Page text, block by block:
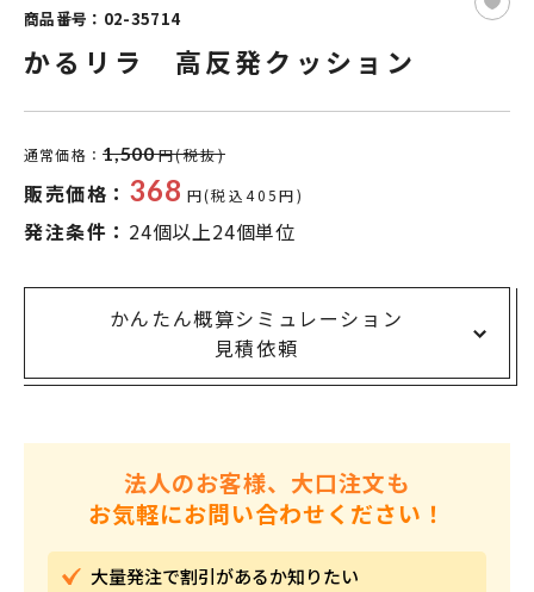
商品番号：02-35714
かるリラ 高反発クッション
通常価格： 1,500円(税抜)
販売価格： 368 円(税込405円)
発注条件： 24個以上24個単位
かんたん概算シミュレーション
見積依頼
法人のお客様、大口注文も
お気軽にお問い合わせください！
大量発注で割引があるか知りたい